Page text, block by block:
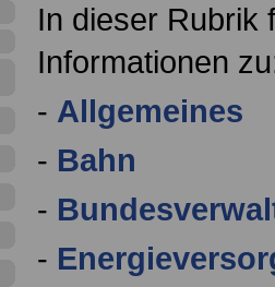
In dieser Rubrik
Informationen
- Allgemeines
- Bahn
-
-